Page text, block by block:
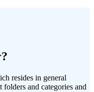
resides in general
folders and categories and